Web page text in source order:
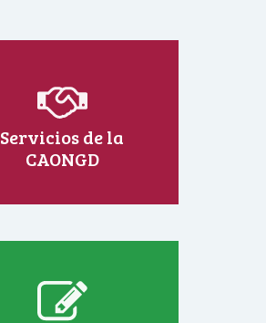
Servicios de la
CAONGD